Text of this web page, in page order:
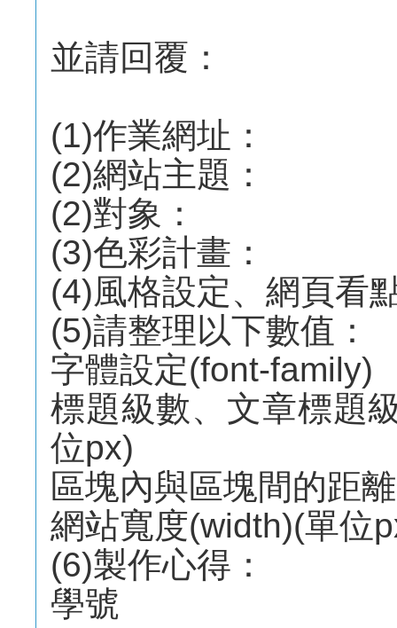
並請回覆：
(1)作業網址：
(2)網站主題：
(2)對象：
(3)色彩計畫：
(4)風格設定、網頁看
(5)請整理以下數值：
字體設定(font-family)
標題級數、文章標題
位px)
區塊內與區塊間的距
網站寬度(width)(單位
(6)製作心得：
學號